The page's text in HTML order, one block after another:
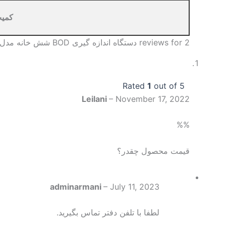
2 reviews for دستگاه اندازه­ گیری BOD شش ­خانه مدل BD600
Rated 1 out of 5
Leilani – November 17, 2022
%%
قیمت محصول چقدر؟
adminarmani – July 11, 2023
لطفا با تلفن دفتر تماس بگیرید.